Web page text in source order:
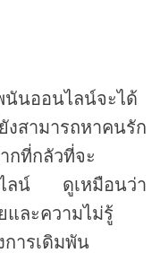
นันออนไลน์จะได้
สามารถหาคนรัก
กที่กลัวที่จะ
ลน์
ดูเหมือนว่า
ละความไม่รู้
การเดิมพัน